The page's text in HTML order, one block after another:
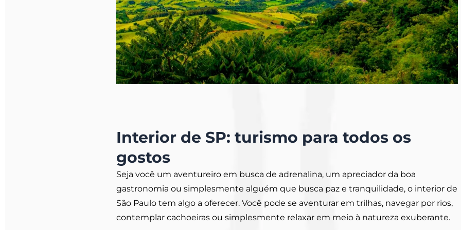
Interior de SP: turismo para todos os
gostos
Seja você um aventureiro em busca de adrenalina, um apreciador da boa
gastronomia ou simplesmente alguém que busca paz e tranquilidade, o interior de
São Paulo tem algo a oferecer. Você pode se aventurar em trilhas, navegar por rios,
contemplar cachoeiras ou simplesmente relaxar em meio à natureza exuberante.